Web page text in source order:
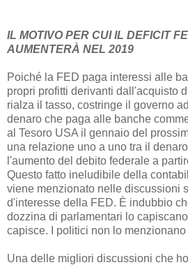
IL MOTIVO PER CUI IL DEFICIT
AUMENTERÀ NEL 2019
Poiché la FED paga interessi alle
propri profitti derivanti dall'acquisto
rialza il tasso, costringe il governo
denaro che paga alle banche
al Tesoro USA il gennaio del
una relazione uno a uno tra il
l'aumento del debito federale a
Questo fatto ineludibile della
viene menzionato nelle discussioni
d'interesse della FED. È indubbio
dozzina di parlamentari lo
capisce. I politici non lo menzionano
Una delle migliori discussioni che